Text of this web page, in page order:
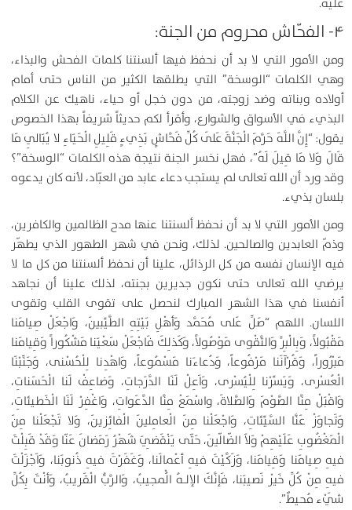
عليه.
۴- الفحّاش محروم من الجنة:
ومن الأمور التي لا بد أن نحفظ فيها ألسنتنا كلمات الفحش والبذاء،
وهي الكلمات “الوسخة” التي يطلقها الكثير من الناس حتى أمام
أولاده وبناته وضد زوجته، من دون خجل أو حياء، ناهيك عن الكلام
البذيء في الأسواق والشوارع، وأقرأ لكم حديثاً شريفاً بهذا الخصوص
يقول: “إِنَّ اللَّهَ حَرَّمَ الْجَنَّةَ عَلَى كُلِّ فَحَّاشٍ بَذِي‏ءٍ قَلِيلِ الْحَيَاءِ لا يُبَالِي مَا
قَالَ وَلا مَا قِيلَ لَهُ”، فهل نخسر الجنة نتيجة هذه الكلمات “الوسخة”؟
وقد ورد أن الله تعالى لم يستجب دعاء عابد من العبّاد، لأنه كان يدعوه
بلسان بذيء.
ومن الأمور التي لا بد أن نحفظ ألسنتنا عنها مدح الظالمين والكافرين،
وذمّ العابدين والصالحين. لذلك، ونحن في شهر الطهور الذي يطهّر
فيه الإنسان نفسه من كل الرذائل، علينا أن نحفظ ألسنتنا من كل ما لا
يرضي الله تعالى حتى نكون جديرين بجنته، لذلك علينا أن نجاهد
أنفسنا في هذا الشهر المبارك لنحصل على تقوى القلب وتقوى
اللسان. اللهم “صَلِّ عَلى مُحَمَّد وَأهْلِ بَيْتِهِ الطَّيِّبينَ، وَاجْعَلْ صِيامَنا
مَقْبُولاً، وَبِالْبِرِّ وَالتَّقْوى مَوْصُولاً، وَكَذلِكَ فَاجْعَلْ سَعْيَنا مَشْكُوراً وَقِيامَنا
مَبْرُوراً، وَقُرْآنَنا مَرْفُوعاً، وَدُعاءَنا مَسْمُوعاً، وَاهْدِنا لِلْحُسْنى، وَجَنِّبْنَا
الْعُسْرى، وَيَسِّرْنا لِلْيُسْرى، وَاَعِلْ لَنَا الدَّرَجاتِ، وَضاعِفْ لَنا الْحَسَناتِ،
وَاقْبَلْ مِنَّا الصَّوْمَ وَالصَّلاةَ، واسْمَعْ مِنَّا الدَّعَواتِ، وَاغْفِرْ لَنَا الْخَطيئاتِ،
وَتَجاوَزْ عَنَّا السَّيِّئاتِ، وَاجْعَلْنا مِنَ الْعامِلينَ الْفائِزينَ، وَلا تَجْعَلْنا مِنَ
الْمَغْضُوبِ عَلَيْهِمْ وَلاَ الضّالّينَ، حَتّى يَنْقَضِيَ شَهْرُ رَمَضانَ عَنّا وَقَدْ قَبِلْتَ
فيهِ صِيامَنا وَقِيامَنا، وَزَكَّيْتَ فيهِ أعْمالَنا، وَغَفَرْتَ فيهِ ذُنوبَنا، وَاَجْزَلْتَ
فيهِ مِنْ كُلِّ خَيْر نَصيبَنا، فَإنَّكَ الإلـهُ الُْمجيبُ، وَالرَّبُّ الْقَريبُ، وَأنْتَ بِكُلِّ
شَيْء مُحيطٌ”.